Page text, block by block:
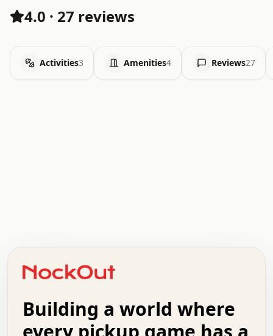
4.0 · 27 reviews
Activities3 Amenities4 Reviews27
+   .   .   .   .   .   .   .   .   .   +   .   .
.   .   .   .   .   .   .   .   .   .   .   :   .
.   .   .   .   +   .   .   .   .   .   .   .   +
Building a world where